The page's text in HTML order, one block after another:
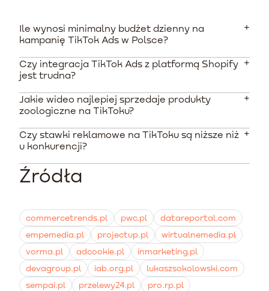
Ile wynosi minimalny budżet dzienny na
kampanię TikTok Ads w Polsce?
Minimalny dzienny budżet dla jednej grupy reklam to
około 2400-2500 PLN na ciągłą emisję pojedynczego
zestawu reklam.
Czy integracja TikTok Ads z platformą Shopify
jest trudna?
Nie, Shopify oferuje natywną aplikację umożliwiającą
możesz sprawnie mierzyć dodania do koszyka i zakupy
oraz synchronizować swój katalog produktów.
Jakie wideo najlepiej sprzedaje produkty
zoologiczne na TikToku?
Największą skuteczność osiągają materiały naturalne,
reakcje zwierząt. Format User Generated Content
(UGC) budzi znacznie większe zaufanie niż wysoko
Czy stawki reklamowe na TikToku są niższe niż
u konkurencji?
Z raportów rynkowych wynika, że średnie koszty CPM
niż w ekosystemie Meta Ads.
Źródła
commercetrends.pl pwc.pl
datareportal.com
empemedia.pl
projectup.pl
wirtualnemedia.pl
vorma.pl
adcookie.pl
inmarketing.pl
devagroup.pl
iab.org.pl
lukaszsokolowski.com
sempai.pl
przelewy24.pl
pro.rp.pl